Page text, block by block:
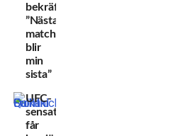
bekräftar:
”Nästa
match
blir
min
sista”
UFC-
sensationen
får